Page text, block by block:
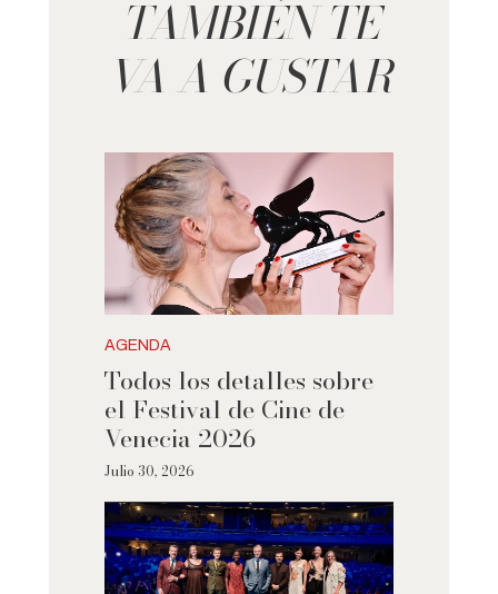
TAMBIÉN TE
VA A GUSTAR
AGENDA
Todos los detalles sobre
el Festival de Cine de
Venecia 2026
Julio 30, 2026